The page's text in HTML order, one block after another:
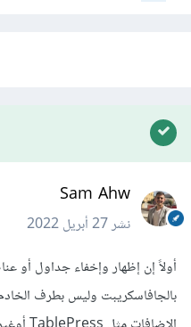
Sam Ahw
نشر27 أبريل 2022
أولاً إن إظهار وإخفاء جداول